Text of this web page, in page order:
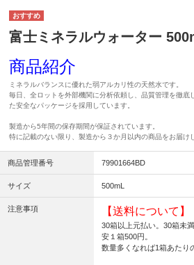
富士ミネラルウォーター
商品紹介
ミネラルバランスに優れた弱アルカリ性の天然水です。
毎日、全ロットを外部機関に分析依頼し、品質管理を徹底
た安全なパッケージを採用しています。
製造から5年間の保存期間が保証されています。
特に記載のない限り、製造から３か月以内の商品をお届け
商品管理番号 79901664BD
サイズ 500mL
注意事項 【送料について】
30箱以上元払い。30箱未
安１箱500円。
数量多くなれば1箱あたり